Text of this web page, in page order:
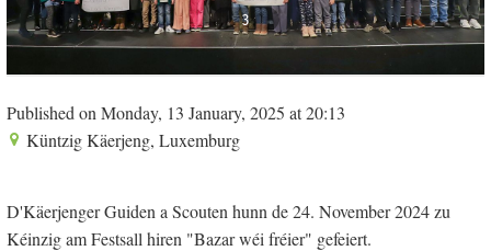
3
Published on Monday, 13 January, 2025 at 20:13
Küntzig Käerjeng, Luxemburg
D'Käerjenger Guiden a Scouten hunn de 24. November 2024 zu
Kéinzig am Festsall hiren "Bazar wéi fréier" gefeiert.